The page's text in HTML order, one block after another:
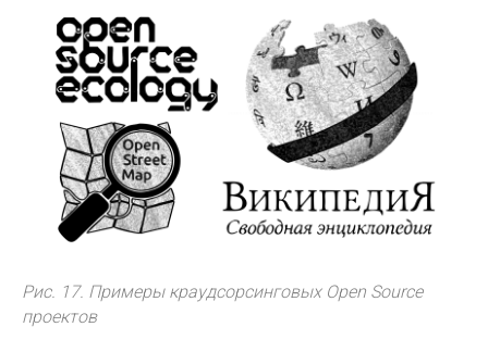
Рис. 17. Примеры краудсорсинговых Open Source
проектов